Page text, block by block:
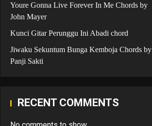
Youre Gonna Live Forever In Me Chords by
John Mayer
Kunci Gitar Perunggu Ini Abadi chord
Jiwaku Sekuntum Bunga Kemboja Chords by
Panji Sakti
RECENT COMMENTS